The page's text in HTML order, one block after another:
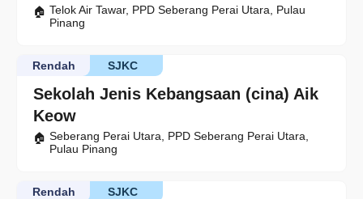
Telok Air Tawar, PPD Seberang Perai Utara, Pulau
Pinang
Sekolah Jenis Kebangsaan (cina) Aik
Keow
SJKC
Rendah
Seberang Perai Utara, PPD Seberang Perai Utara,
Pulau Pinang
SJKC
Rendah